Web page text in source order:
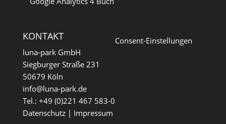
KONTAKT
luna-park GmbH
Siegburger Straße 231
50679 Köln
info@luna-park.de
Tel.: +49 (0)221 467 583-0
Datenschutz| Impressum
Consent-Einstellungen